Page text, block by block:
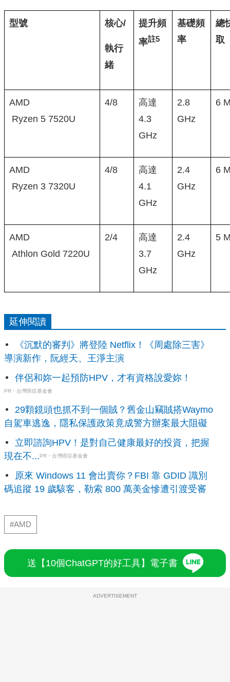
型號 核心/
執行
緒
提升頻
率註5
基礎頻
率
總
取
AMD
Ryzen 5 7520U
4/8
高達
4.3
GHz
2.8
GHz
6
AMD
Ryzen 3 7320U
4/8
高達
4.1
GHz
2.4
GHz
6
AMD
Athlon Gold 7220U
2/4
高達
3.7
GHz
2.4
GHz
5
延伸閱讀
《沉默的審判》將登陸 Netflix！《周處除三害》
導演新作，阮經天、王淨主演
伴侶和妳一起預防HPV，才有資格說愛妳！
PR・台灣癌症基金會
29顆鏡頭也抓不到一個賊？舊金山竊賊搭Waymo
自駕車逃逸，隱私保護政策竟成警方辦案最大阻礙
立即諮詢HPV！是對自己健康最好的投資，把握
現在不...PR・台灣癌症基金會
原來 Windows 11 會出賣你？FBI 靠 GDID 識別
碼追蹤 19 歲駭客，勒索 800 萬美金慘遭引渡受審
#AMD
送【10個ChatGPT的好工具】電子書
ADVERTISEMENT